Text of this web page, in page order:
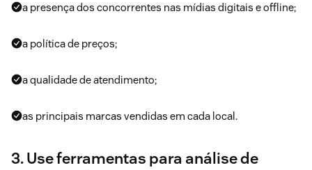
a presença dos concorrentes nas mídias digitais e offline;
a política de preços;
a qualidade deatendimento;
as principais marcas vendidas em cada local.
3. Use ferramentas para análise de